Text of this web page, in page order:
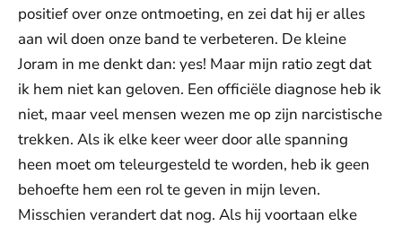
positief over onze ontmoeting, en zei dat hij er alles
aan wil doen onze band te verbeteren. De kleine
Joram in me denkt dan: yes! Maar mijn ratio zegt dat
ik hem niet kan geloven. Een officiële diagnose heb ik
niet, maar veel mensen wezen me op zijn narcistische
trekken. Als ik elke keer weer door alle spanning
heen moet om teleurgesteld te worden, heb ik geen
behoefte hem een rol te geven in mijn leven.
Misschien verandert dat nog. Als hij voortaan elke